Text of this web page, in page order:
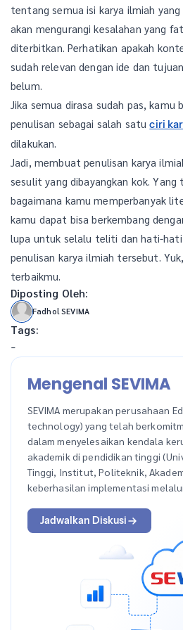
tentang semua isi karya ilmiah
akan mengurangi kesalahan yang
diterbitkan. Perhatikan apakah
sudah relevan dengan ide dan
belum.
Jika semua dirasa sudah pas, kamu
penulisan sebagai salah satuciri
dilakukan.
Jadi, membuat penulisan karya
sesulit yang dibayangkan kok.
bagaimana kamu memperbanyak
kamu dapat bisa berkembang
lupa untuk selalu teliti dan hati-hati
penulisan karya ilmiah tersebut.
terbaikmu.
Diposting Oleh:
Fadhol SEVIMA
Tags:
-
Mengenal SEVIMA
SEVIMA merupakan perusahaan
technology) yang telah
dalam menyelesaikan kendala
akademik di pendidikan tinggi
Tinggi, Institut, Politeknik,
keberhasilan implementasi
Jadwalkan Diskusi